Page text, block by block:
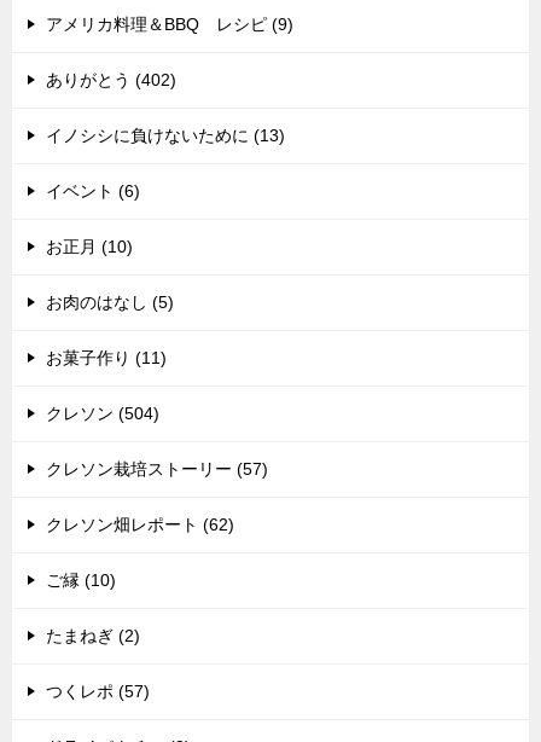
アメリカ料理＆BBQ レシピ (9)
ありがとう (402)
イノシシに負けないために (13)
イベント (6)
お正月 (10)
お肉のはなし (5)
お菓子作り (11)
クレソン (504)
クレソン栽培ストーリー (57)
クレソン畑レポート (62)
ご縁 (10)
たまねぎ (2)
つくレポ (57)